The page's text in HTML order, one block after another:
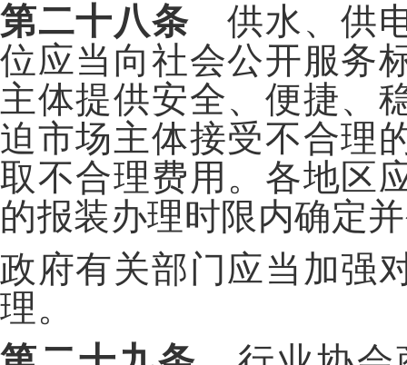
第二十八条 供水、供
位应当向社会公开服务
主体提供安全、便捷、
迫市场主体接受不合理
取不合理费用。各地区
的报装办理时限内确定
政府有关部门应当加强
理。